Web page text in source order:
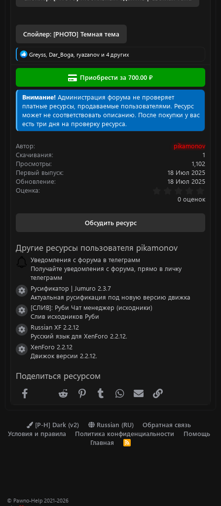
Спойлер: [PHOTO] Темная тема
Р
а
ц
и
:
Greyss, Dar_Boga, ryazanov и 4 других
Приобрести за 700.00 ₽
Внимание! Администрация форума не проверяет
платные ресурсы, продаваемые пользователями. Ресурс
может не соответствовать описанию. После покупки у вас
есть три дня на проверку ресурса.
Автор
pikamonov
Скачивания
1
Просмотры
1,102
Первый выпуск
18 Июл 2025
Обновление
18 Июл 2025
Оценка
.
0
0 оценок
Обсудить ресурс
Другие ресурсы пользователя pikamonov
Уведомления с форума в телеграмм
Получайте уведомления с форума, прямо в личку
телеграмм
Иконка ресурса
Русификатор | Jumuro 2.3.7
Актуальная русификация под новую версию движка
Иконка ресурса
[СЛИВ]: Руби Чат менеджер (исходники)
Слив исходников Руби
Иконка ресурса
Russian XF 2.2.12
Русский язык для XenForo 2.2.12.
Иконка ресурса
XenForo 2.2.12
Движок версии 2.2.12.
Поделиться ресурсом
FacebookX (Twitter)
Reddit PinterestTumblr WhatsAppЭлектронная почта
[P-H] Dark (v2) Russian (RU)
Обратная связь
Условия и правила
Политика конфиденциальности
Помощь
Главная
R
© Pawno-Help 2021-2026